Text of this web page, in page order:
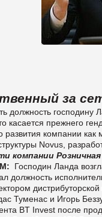
за
должность
прежнего
развития компании
Novus,
компании
Господин Ланда
должность
Туменас и Игорь
BT Invest после